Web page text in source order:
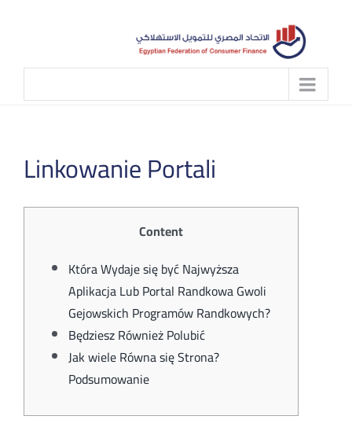
Linkowanie Portali
Content
Która Wydaje się być Najwyższa
Aplikacja Lub Portal Randkowa Gwoli
Gejowskich Programów Randkowych?
Będziesz Również Polubić
Jak wiele Równa się Strona?
Podsumowanie